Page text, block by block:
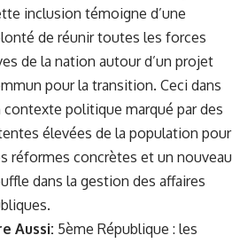
inclusion témoigne d’une
de réunir toutes les forces
de la nation autour d’un projet
pour la transition. Ceci dans
contexte politique marqué par des
élevées de la population pour
réformes concrètes et un nouveau
dans la gestion des affaires
Aussi: 5ème République : les